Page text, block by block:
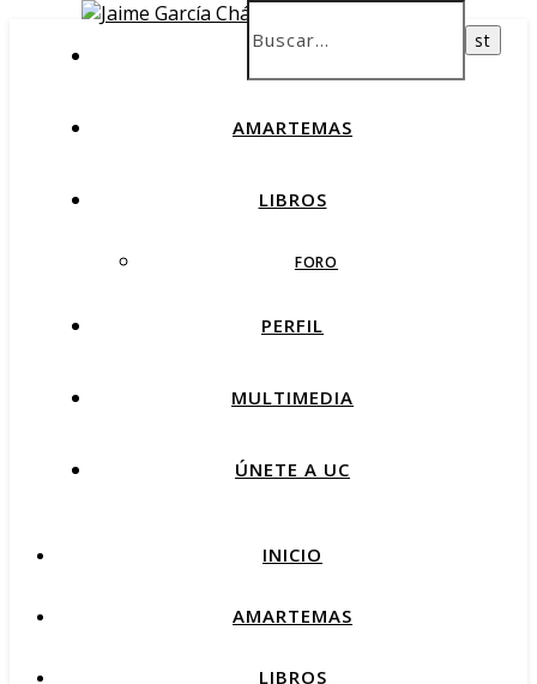
AMARTEMAS
LIBROS
FORO
PERFIL
MULTIMEDIA
ÚNETE A UC
INICIO
AMARTEMAS
LIBROS